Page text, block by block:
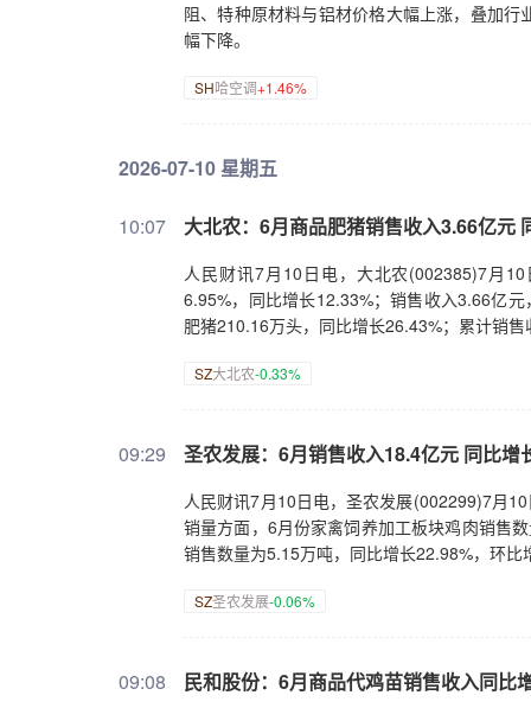
阻、特种原材料与铝材价格大幅上涨，叠加
幅下降。
SH哈空调+1.46%
2026-07-10 星期五
10:07 大北农：6月商品肥猪销售收入3.66亿元
人民财讯7月10日电，大北农(002385)7月
6.95%，同比增长12.33%；销售收入3.66亿
肥猪210.16万头，同比增长26.43%；累计销
SZ大北农-0.33%
09:29 圣农发展：6月销售收入18.4亿元 同比增
人民财讯7月10日电，圣农发展(002299)7月
销量方面，6月份家禽饲养加工板块鸡肉销售
销售数量为5.15万吨，同比增长22.98%，环比
SZ圣农发展-0.06%
09:08 民和股份：6月商品代鸡苗销售收入同比